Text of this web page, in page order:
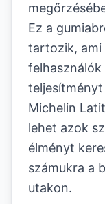
Ez a
tartozik, ami
felhasználók
Michelin
lehet azok
élményt
számukra a
utakon.